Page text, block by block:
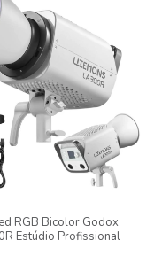
RGB Bicolor Godox
Estúdio Profissional